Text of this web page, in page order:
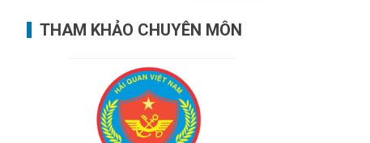
THAM KHẢO CHUYÊN MÔN